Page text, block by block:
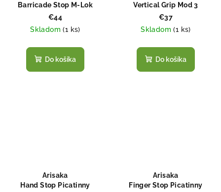
Barricade Stop M-Lok
€44
Skladom(1 ks)
Do košíka
Vertical Grip Mod 3
(KeyMod™) black
€37
Skladom(1 ks)
Do košíka
Hand Stop Picatinny
Arisaka
Finger Stop Picatinny
Arisaka